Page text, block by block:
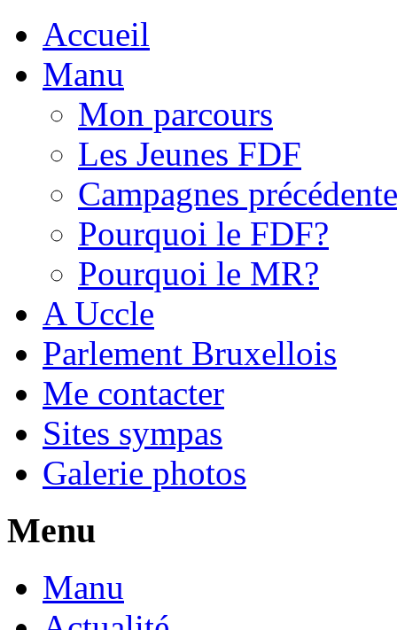
Accueil
Manu
Mon parcours
Les Jeunes FDF
Campagnes
Pourquoi le FDF?
Pourquoi le MR?
A Uccle
Parlement Bruxellois
Me contacter
Sites sympas
Galerie photos
Menu
Manu